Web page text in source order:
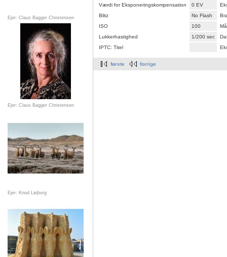
Ejer: Claus Bagger Christensen
Ejer: Claus Bagger Christensen
Ejer: Knud Løjborg
Værdi for Eksponeringskompensation
0 EV
Blitz
No Flash
ISO
100
Lukkerhastighed
1/200 sec
IPTC: Titel
første forrige